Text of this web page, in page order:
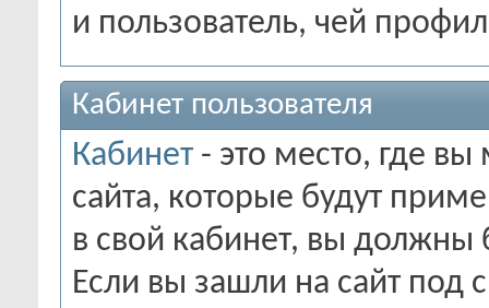
и пользователь, чей
Кабинет пользователя
Кабинет - это место, где
сайта, которые будут
в свой кабинет, вы должны
Если вы зашли на сайт под